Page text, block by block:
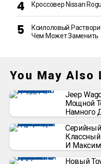
Кроссовер Nissan
Ксилоловый
Чем Может Заменить
You May Also
Jeep
Мощной
Намного
Серийный
И
Новый